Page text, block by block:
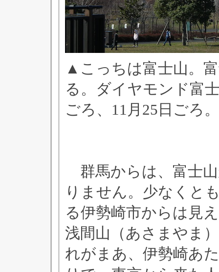
▲こっちは富士山。
る。ダイヤモンド富
ごろ、11月25日ごろ。
群馬からは、富士
りません。少なくと
る伊勢崎市からは見
浅間山（あさまやま
れがまあ、伊勢崎あ